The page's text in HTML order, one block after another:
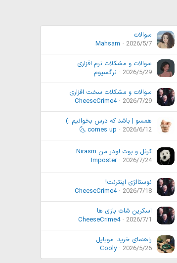
سوالات
2026/5/7
Mahsam
سوالات و مشکلات نرم افزاری
2026/5/29
نرگسیوم
سوالات و مشکلات سخت افزاری
2026/7/29
CheeseCrime4
همسو | باشد که درس بخوانیم :)
2026/6/12
🌜 comes up
کرنل و بوت لودر من Nirasm
2026/7/24
Imposter
نوستالژی اینترنت!
2026/7/18
CheeseCrime4
اسکرین شات بازی ها
2026/7/1
CheeseCrime4
راهنمای خرید: موبایل
2026/5/26
Cooly